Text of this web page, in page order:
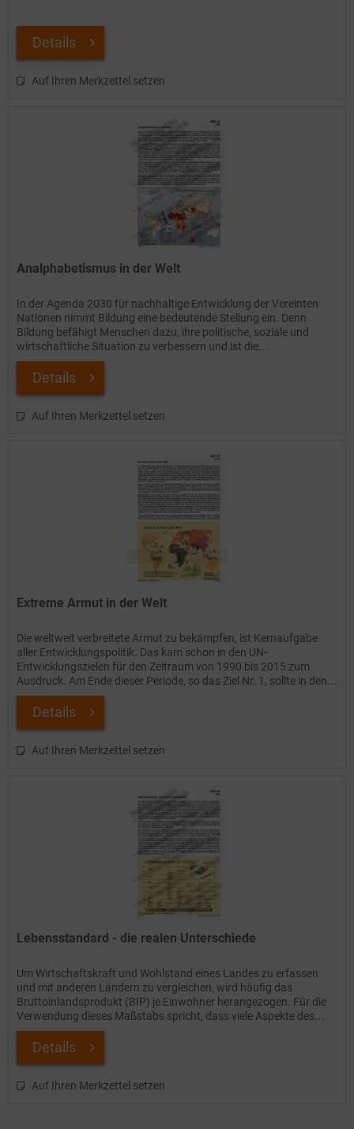
Details
Auf Ihren Merkzettel setzen
Analphabetismus in der Welt
In der Agenda 2030 für nachhaltige Entwicklung der Vereinten
Nationen nimmt Bildung eine bedeutende Stellung ein. Denn
Bildung befähigt Menschen dazu, ihre politische, soziale und
wirtschaftliche Situation zu verbessern und ist die...
Details
Auf Ihren Merkzettel setzen
Extreme Armut in der Welt
Die weltweit verbreitete Armut zu bekämpfen, ist Kernaufgabe
aller Entwicklungspolitik. Das kam schon in den UN-
Entwicklungszielen für den Zeitraum von 1990 bis 2015 zum
Ausdruck. Am Ende dieser Periode, so das Ziel Nr. 1, sollte in den...
Details
Auf Ihren Merkzettel setzen
Lebensstandard - die realen Unterschiede
Um Wirtschaftskraft und Wohlstand eines Landes zu erfassen
und mit anderen Ländern zu vergleichen, wird häufig das
Bruttoinlandsprodukt (BIP) je Einwohner herangezogen. Für die
Verwendung dieses Maßstabs spricht, dass viele Aspekte des...
Details
Auf Ihren Merkzettel setzen